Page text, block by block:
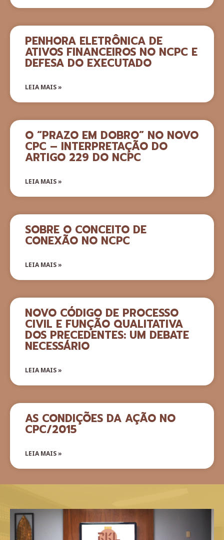
PENHORA ELETRÔNICA DE
ATIVOS FINANCEIROS NO NCPC E
DEFESA DO EXECUTADO
LEIA MAIS »
O “PRAZO EM DOBRO” NO NOVO
CPC – INTERPRETAÇÃO DO
ARTIGO 229 DO NCPC
LEIA MAIS »
SOBRE O CONCEITO DE
CONEXÃO NO NCPC
LEIA MAIS »
NOVO CÓDIGO DE PROCESSO
CIVIL E FUNÇÃO QUALITATIVA
DOS PRECEDENTES: UM DEBATE
NECESSÁRIO
LEIA MAIS »
AS CONDIÇÕES DA AÇÃO NO
CPC/2015
LEIA MAIS »